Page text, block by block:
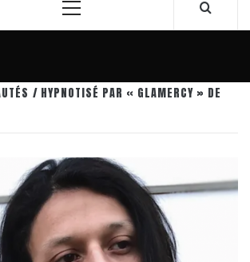
Menu
HYPNOTISÉ PAR « GLAMERCY » DE